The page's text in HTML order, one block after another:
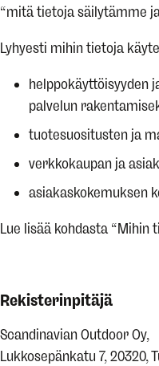
“mitä tietoja säilytämme
Lyhyesti mihin tietoja
helppokäyttöisyyden
palvelun
tuotesuositusten ja
verkkokaupan ja
asiakaskokemuksen
Lue lisää kohdasta “Mihin
Rekisterinpitäjä
Scandinavian Outdoor Oy,
Lukkosepänkatu 7, 20320,